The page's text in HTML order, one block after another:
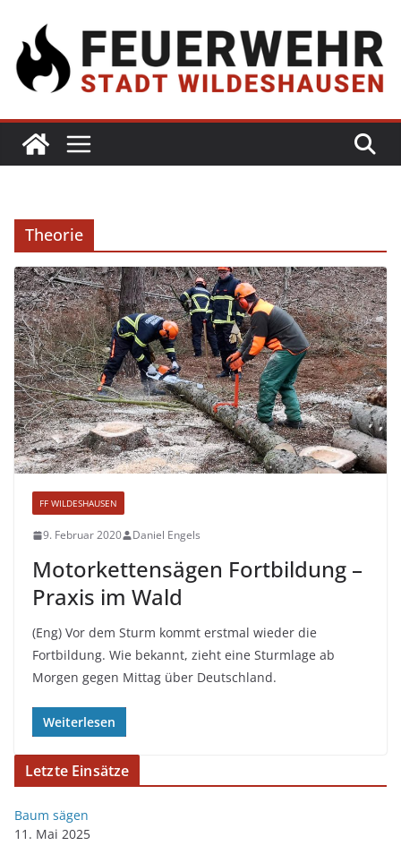
Theorie
FF WILDESHAUSEN
9. Februar 2020 Daniel Engels
Motorkettensägen Fortbildung –
Praxis im Wald
(Eng) Vor dem Sturm kommt erstmal wieder die
Fortbildung. Wie bekannt, zieht eine Sturmlage ab
Morgen gegen Mittag über Deutschland.
Weiterlesen
Letzte Einsätze
Baum sägen
11. Mai 2025